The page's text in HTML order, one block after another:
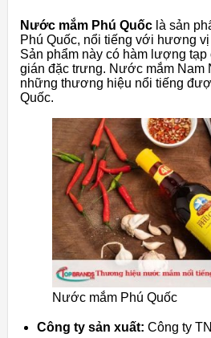
Nước mắm Phú Quốc là sản
Phú Quốc, nổi tiếng với hương
Sản phẩm này có hàm lượng tạp
gián đặc trưng. Nước mắm Nam
những thương hiệu nổi tiếng
Quốc.
Nước mắm Phú Quốc
Công ty sản xuất: Công ty